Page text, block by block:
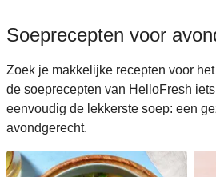
Soeprecepten voor
Zoek je makkelijke recepten voor
de soeprecepten van HelloFresh
eenvoudig de lekkerste soep: een
avondgerecht.